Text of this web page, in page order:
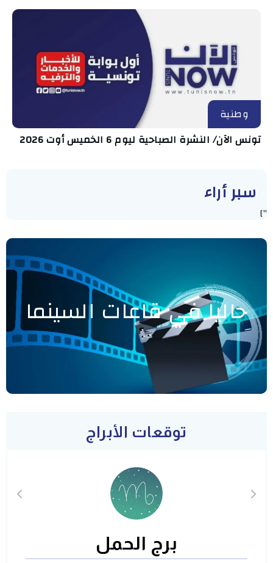
وطنية
تونس الآن/ النشرة الصباحية ليوم 6 الخميس أوت 2026
سبر أراء
"]
حاليا في قاعات السينما
توقعات الأبراج
برج الحمل